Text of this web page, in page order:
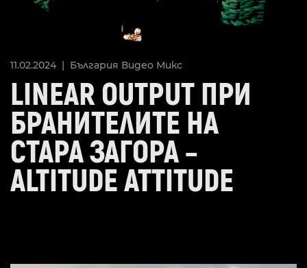
11.02.2024 | България Видео Микс
LINEAR OUTPUT ПРИ
БРАНИТЕЛИТЕ НА
СТАРА ЗАГОРА –
ALTITUDE ATTITUDE